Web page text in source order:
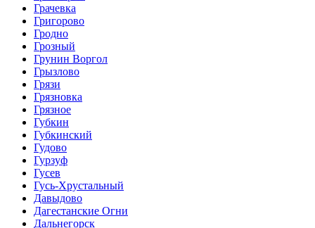
Грачевка
Григорово
Гродно
Грозный
Грунин Воргол
Грызлово
Грязи
Грязновка
Грязное
Губкин
Губкинский
Гудово
Гурзуф
Гусев
Гусь-Хрустальный
Давыдово
Дагестанские Огни
Дальнегорск